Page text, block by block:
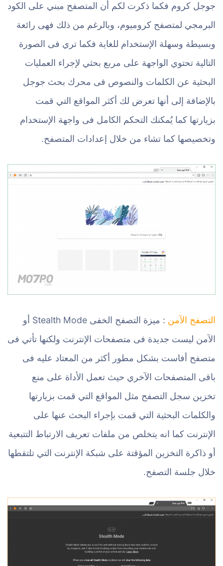
جوجل كروم فكما ذكرت لكم أن المتصفح مبني على الكود
البرمجي لمتصفح كروميوم، وبالرغم من ذلك فهى رائعة
وبسيطة وسهلة الإستخدام للغاية فكما تري فى الصورة
التالية تحتوي الواجهة على مربع بحثي لإجراء العمليات
البحثية عن الكلمات والنصوص فى محرك بحث جوجل
بالإضافة إلى أنها تعرض لك أكثر المواقع التي قمت
بزيارتها كما يُمكنك التحكم الكامل فى واجهة الإستخدام
وتخصيصها كما تشاء من خلال إعدادات المتصفح.
التصفح الآمن
: ميزة التصفح الخفى Stealth Mode أو
الآمن ليست جديدة فى متصفحات الإنترنت ولكنها تأتي فى
متصفح أفاست بشكل مطور أكثر من المعتاد عليه فى
باقى المتصفحات الآخري حيث تعمل الأداة على منع
تخزين سجل التصفح مثل المواقع التي قمت بزيارتها
والكلمات البحثية التي قمت بإجراء البحث عنها على
الإنترنت كما انه يتخلص من ملفات تعريف الارتباط التتبعية
أو ذاكرة التخزين المؤقتة على شبكة الإنترنت التي تلتقطها
خلال جلسة التصفح.